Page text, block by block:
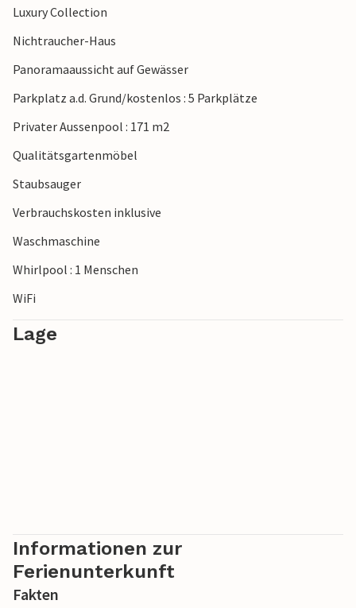
Meteora, auf denen sechs Klöster auf jeden Fall einen
Besuch wert sind (UNESCO-Weltkulturerbe). Es besteht die
Klappbetten unterzubringen (vor Ort zu zahlen).
Luxury Collection
Nichtraucher-Haus
Panoramaaussicht auf Gewässer
Parkplatz a.d. Grund/kostenlos : 5 Parkplätze
Privater Aussenpool : 171 m2
Qualitätsgartenmöbel
Staubsauger
Verbrauchskosten inklusive
Waschmaschine
Whirlpool : 1 Menschen
WiFi
Lage
Informationen zur
Ferienunterkunft
Fakten